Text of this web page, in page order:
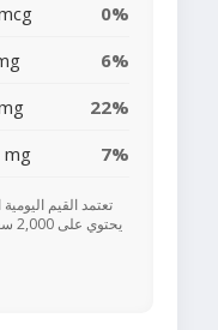
0%
6%
22%
mg 7%